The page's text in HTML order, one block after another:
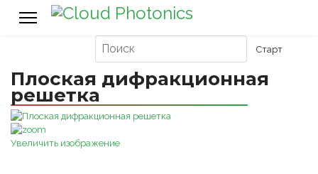
Плоская дифракционная
решетка
Увеличить изображение